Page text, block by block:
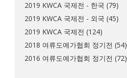
2019 KWCA 국제전 - 한국 (79)
2019 KWCA 국제전 - 외국 (45)
2019 KWCA 국제전 (124)
2018 여류도예가협회 정기전 (54)
2016 여류도예가협회 정기전 (72)